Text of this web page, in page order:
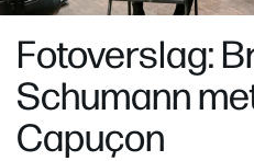
Fotoverslag:
Schumann
Capuçon